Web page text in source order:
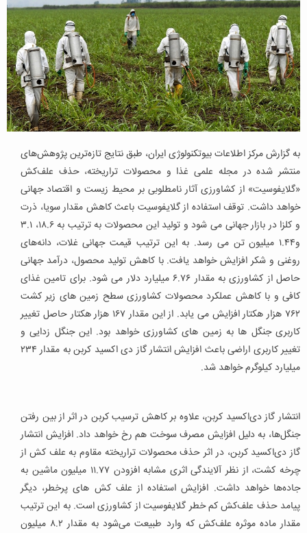
به گزارش مرکز اطلاعات بیوتکنولوژی ایران، طبق نتایج تازه‌ترین پژوهش‌های
منتشر شده در مجله علمی غذا و محصولات تراریخته، حذف علف‌کش
«گلایفوسیت» از کشاورزی آثار نامطلوبی بر محیط زیست و اقتصاد جهانی
خواهد داشت. توقف استفاده از گلایفوسیت باعث کاهش مقدار سویا، ذرت
و کلزا در بازار جهانی می شود و تولید این محصولات به ترتیب به ۱۸.۶، ۳.۱
و۱.۴۴ میلیون تن می رسد. به این ترتیب قیمت جهانی غلات، دانه‌های
روغنی و شکر افزایش خواهد یافت. با کاهش تولید محصول، درآمد جهانی
حاصل از کشاورزی به مقدار ۶.۷۶ میلیارد دلار می شود. برای تامین غذای
کافی و با کاهش عملکرد محصولات کشاورزی سطح زمین های زیر کشت
۷۶۲ هزار هکتار افزایش می یابد. از این مقدار ۱۶۷ هزار هکتار حاصل تغییر
کاربری جنگل ها به زمین های کشاورزی خواهد بود. این جنگل زدایی و
تغییر کاربری اراضی باعث افزایش انتشار گاز دی اکسید کربن به مقدار ۲۳۴
میلیارد کیلوگرم خواهد شد.
انتشار گاز دی‌اکسید کربن، علاوه بر کاهش ترسیب کربن در اثر از بین رفتن
جنگل‌ها، به دلیل افزایش مصرف سوخت هم رخ خواهد داد. افزایش انتشار
گاز دی‌اکسید کربن، در اثر حذف محصولات تراریخته مقاوم به علف کش از
چرخه کشت، از نظر آلایندگی اثری مشابه افزودن ۱۱.۷۷ میلیون ماشین به
جاده‌ها خواهد داشت. افزایش استفاده از علف ‌کش های پرخطر، دیگر
پیامد حذف علف‌کش کم خطر گلایفوسیت از کشاورزی است. به این ترتیب
مقدار ماده موثره علف‌کش که وارد طبیعت می‌شود به مقدار ۸.۲ میلیون